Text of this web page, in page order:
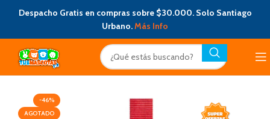
Despacho Gratis en compras sobre $30.000. Solo Santiago
Urbano.Más Info
-46%
AGOTADO